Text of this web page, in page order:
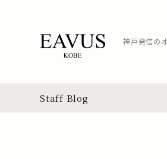
神戸発信の
Staff Blog